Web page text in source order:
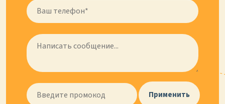
Применить